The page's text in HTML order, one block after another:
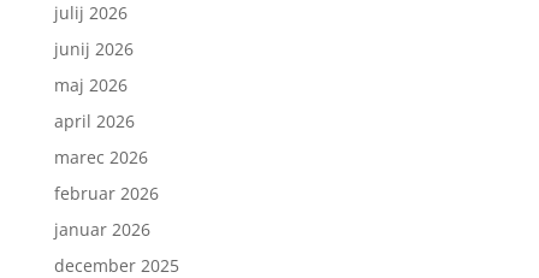
julij 2026
junij 2026
maj 2026
april 2026
marec 2026
februar 2026
januar 2026
december 2025